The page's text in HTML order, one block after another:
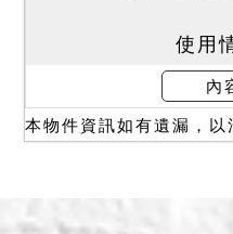
使用
一、
標的
部分
內
本物件資訊如有遺漏，以